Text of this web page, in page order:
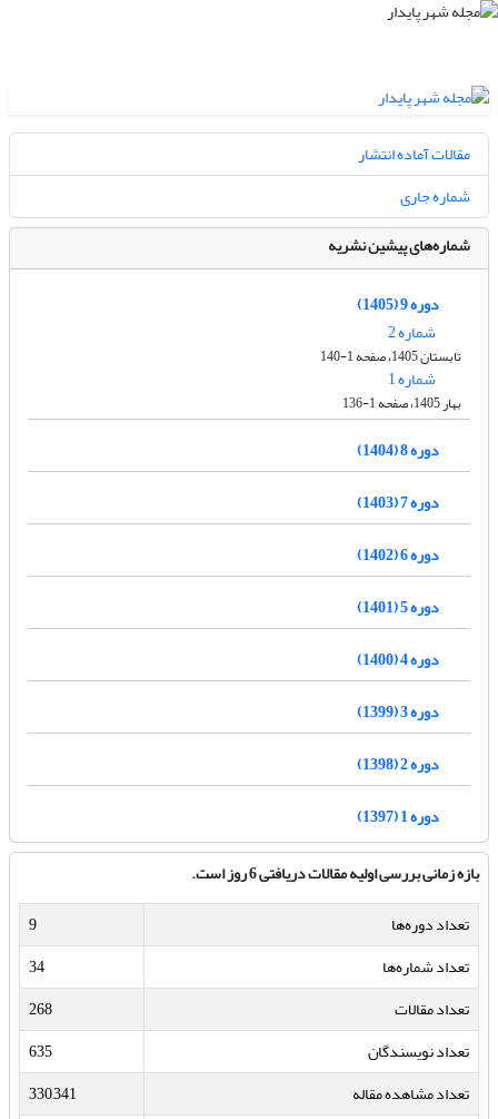
مقالات آماده انتشار
شماره جاری
شماره‌های پیشین نشریه
دوره 9 (1405)
شماره 2
تابستان 1405، صفحه 1-140
شماره 1
بهار 1405، صفحه 1-136
دوره 8 (1404)
دوره 7 (1403)
دوره 6 (1402)
دوره 5 (1401)
دوره 4 (1400)
دوره 3 (1399)
دوره 2 (1398)
دوره 1 (1397)
بازه زمانی بررسی اولیه مقالات دریافتی 6 روز است.
تعداد دوره‌ها
9
تعداد شماره‌ها
34
تعداد مقالات
268
تعداد نویسندگان
635
تعداد مشاهده مقاله
330,341